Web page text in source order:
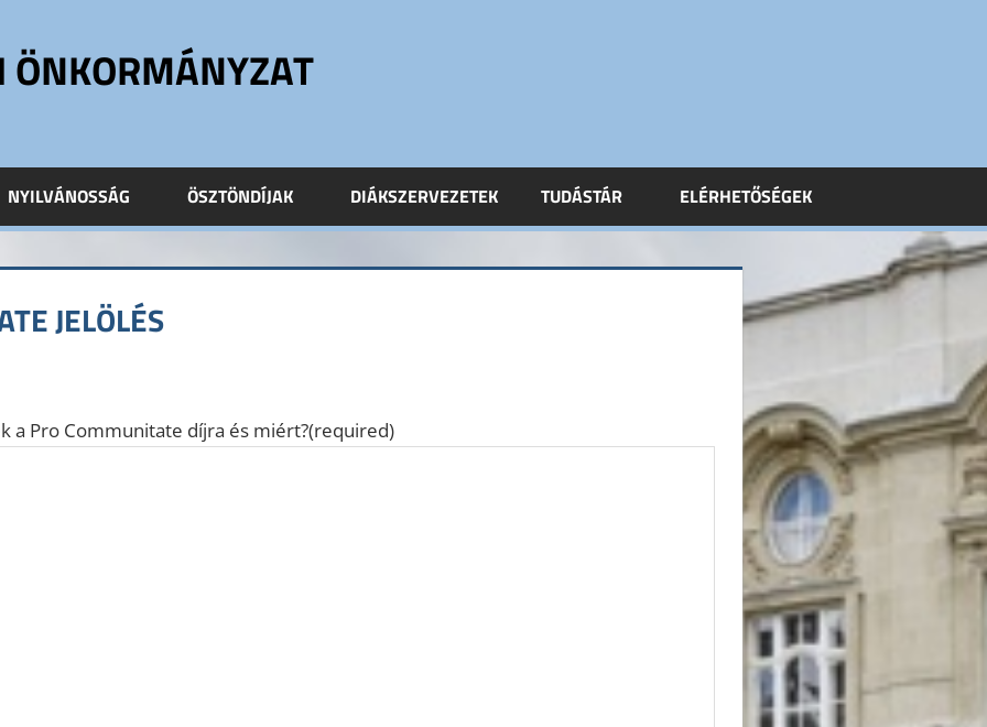
ÖNKORMÁNYZAT
NYILVÁNOSSÁG ÖSZTÖNDÍJAK DIÁKSZERVEZETEK TUDÁSTÁR ELÉRHETŐSÉGEK
JELÖLÉS
a Pro Communitate díjra és miért?(required)